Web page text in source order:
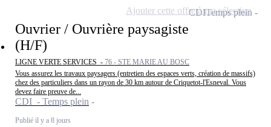
Ouvrier / Ouvrière paysagiste
(H/F)
LIGNE VERTE SERVICES - 76 - STE MARIE AU BOSC
Vous assurez les travaux paysagers (entretien des espaces verts, création de massifs)
chez des particuliers dans un rayon de 30 km autour de Criquetot-l'Esneval. Vous
devez faire preuve de...
CDI - Temps plein
Publié il y a 8 jours
CDITemps plein
Ajouter cette offre à ma sélection